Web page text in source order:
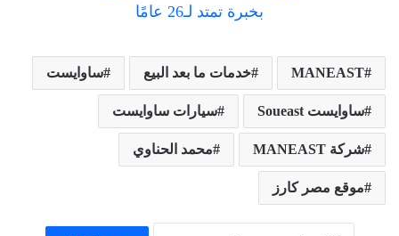
MANEAST خدمات ما بعد البيع ساوايست
ساوايست Soueast سيارات ساوايست
شركة MANEAST محمد الحناوي
موقع مصر كارز